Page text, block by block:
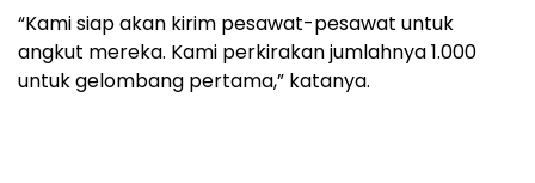
“Kami siap akan kirim pesawat-pesawat untuk
angkut mereka. Kami perkirakan jumlahnya 1.000
untuk gelombang pertama,” katanya.